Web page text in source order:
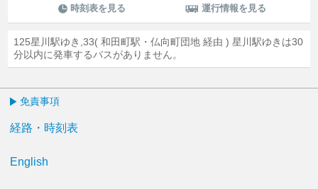
時刻表を見る 運行情報を見る
125星川駅ゆき,33( 和田町駅・仏向町団地 経由 ) 星川駅ゆきは30
分以内に発車するバスがありません。
免責事項
経路・時刻表
English